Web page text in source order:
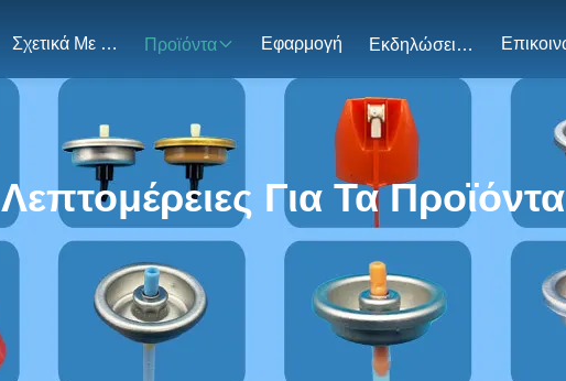
Σχετικά Με Εμάς Προϊόντα Εφαρμογή Εκδηλώσεις
Λεπτομέρειες Για Τα Προϊόντα